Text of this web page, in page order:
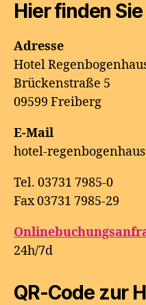
Hier finden
Adresse
Hotel
Brückenstraße 5
09599 Freiberg
E-Mail
hotel-
Tel. 03731 7985-0
Fax 03731 7985-29
24h/7d
QR-Code zur